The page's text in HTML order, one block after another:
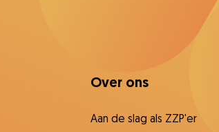
Over ons
Aan de slag als ZZP'er